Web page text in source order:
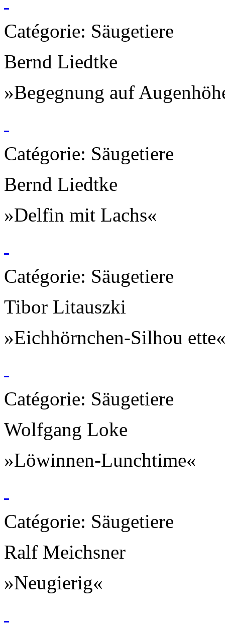
Catégorie: Säugetiere
Bernd Liedtke
»Begegnung auf
Catégorie: Säugetiere
Bernd Liedtke
»Delfin mit Lachs«
Catégorie: Säugetiere
Tibor Litauszki
»Eichhörnchen-Silhou
Catégorie: Säugetiere
Wolfgang Loke
»Löwinnen-Lunchtime«
Catégorie: Säugetiere
Ralf Meichsner
»Neugierig«